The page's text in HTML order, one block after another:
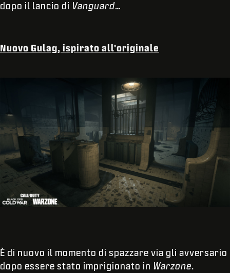
dopo il lancio di Vanguard…
Nuovo Gulag, ispirato all'originale
È di nuovo il momento di spazzare via gli avversario
dopo essere stato imprigionato in Warzone.